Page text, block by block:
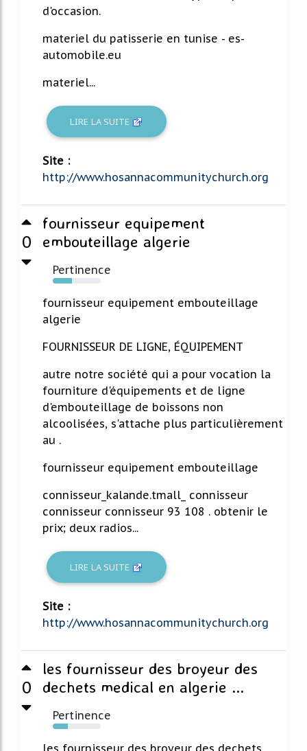
d'occasion.
materiel du patisserie en tunise - es-
automobile.eu
materiel...
LIRE LA SUITE
Site :
http://www.hosannacommunitychurch.org
0
fournisseur equipement
embouteillage algerie
Pertinence
40%
fournisseur equipement embouteillage
algerie
FOURNISSEUR DE LIGNE, ÉQUIPEMENT
autre notre société qui a pour vocation la
fourniture d'équipements et de ligne
d'embouteillage de boissons non
alcoolisées, s'attache plus particulièrement
au .
fournisseur equipement embouteillage
connisseur_kalande.tmall_ connisseur
connisseur connisseur 93 108 . obtenir le
prix; deux radios...
LIRE LA SUITE
Site :
http://www.hosannacommunitychurch.org
0
les fournisseur des broyeur des
dechets medical en algerie ...
Pertinence
31%
les fournisseur des broyeur des dechets